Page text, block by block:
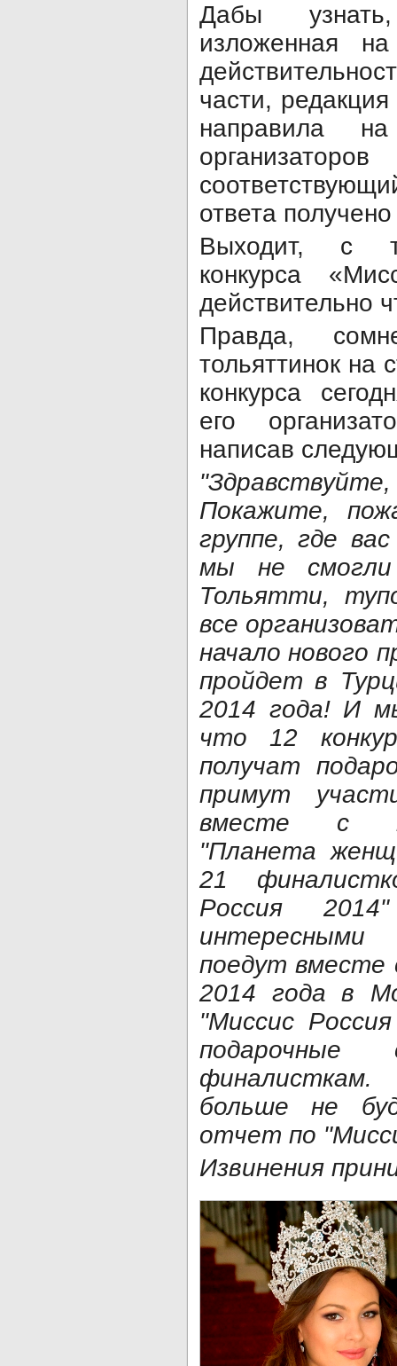
Дабы
изложенная
части,
направила
ответа
Выходит, с
конкурса
действительно
Правда,
тольяттинок на
конкурса
его
написав
Покажите,
группе, где
мы не смогли
Тольятти,
все
начало нового
пройдет в
2014 года! И
что 12
получат
примут
вместе с
"Планета
21
Россия
поедут вместе
2014 года в
"Миссис
подарочные
больше не
отчет по
Извинения